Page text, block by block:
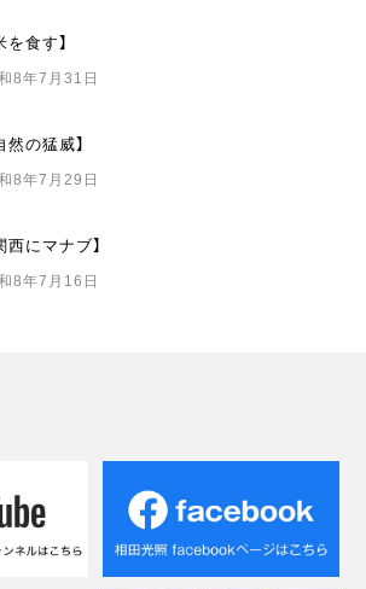
を食す】
8年7月31日
然の猛威】
8年7月29日
西にマナブ】
8年7月16日